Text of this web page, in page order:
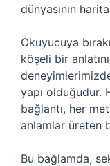
dünyasının
Okuyucuya
köşeli bir
yapı olduğudur.
bağlantı, her
anlamlar üreten
Bu bağlamda,